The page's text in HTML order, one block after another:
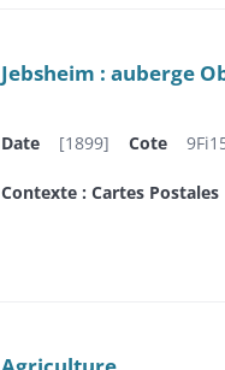
Jebsheim : auberge
Date [1899] Cote
Contexte : Cartes Postales